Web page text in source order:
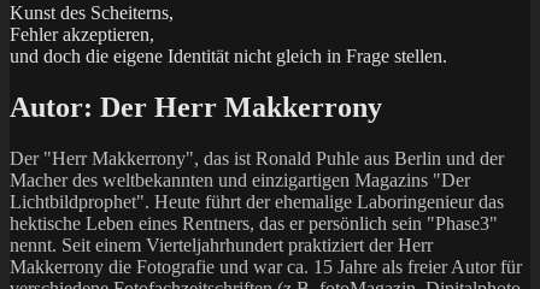
Kunst des Scheiterns,
Fehler akzeptieren,
und doch die eigene Identität nicht gleich in Frage stellen.
Autor: Der Herr Makkerrony
Der "Herr Makkerrony", das ist Ronald Puhle aus Berlin und der
Macher des weltbekannten und einzigartigen Magazins "Der
Lichtbildprophet". Heute führt der ehemalige Laboringenieur das
hektische Leben eines Rentners, das er persönlich sein "Phase3"
nennt. Seit einem Vierteljahrhundert praktiziert der Herr
Makkerrony die Fotografie und war ca. 15 Jahre als freier Autor für